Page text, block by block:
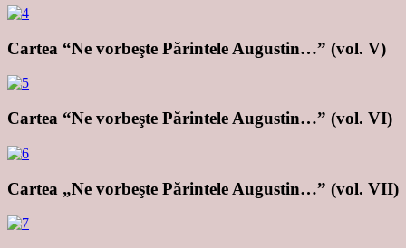
Cartea “Ne vorbeşte Părintele Augustin…” (vol. V)
Cartea “Ne vorbeşte Părintele Augustin…” (vol. VI)
Cartea „Ne vorbeşte Părintele Augustin…” (vol. VII)